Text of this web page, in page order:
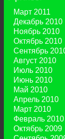
Март 2011
Декабрь 2010
Ноябрь 2010
Октябрь 2010
Сентябрь
Август 2010
Июль 2010
Июнь 2010
Май 2010
Апрель 2010
Март 2010
Февраль 2010
Октябрь 2009